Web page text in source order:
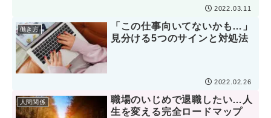
2022.03.11
働き方
「この仕事向いてないかも…」
見分ける5つのサインと対処法
2022.02.26
人間関係
職場のいじめで退職したい…人
生を変える完全ロードマップ